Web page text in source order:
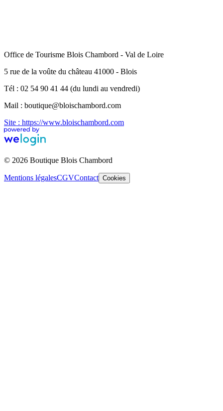
Office de Tourisme Blois Chambord - Val de Loire
5 rue de la voûte du château 41000 - Blois
Tél : 02 54 90 41 44 (du lundi au vendredi)
Mail : boutique@bloischambord.com
Site : https://www.bloischambord.com
© 2026 Boutique Blois Chambord
Mentions légalesCGVContact Cookies